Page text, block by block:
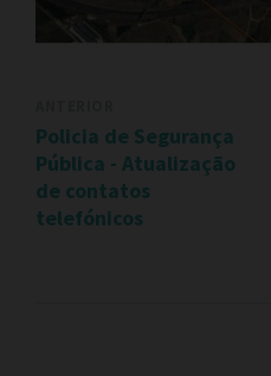
Policia de Segurança
Pública - Atualização
de contatos
telefónicos